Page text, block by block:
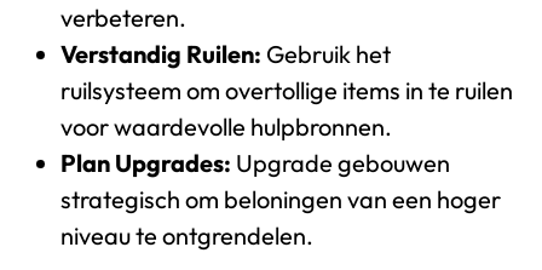
verbeteren.
Verstandig Ruilen: Gebruik het
ruilsysteem om overtollige items in te ruilen
voor waardevolle hulpbronnen.
Plan Upgrades: Upgrade gebouwen
strategisch om beloningen van een hoger
niveau te ontgrendelen.